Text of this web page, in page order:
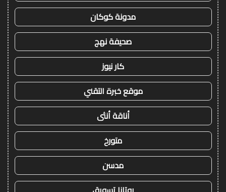
مدونة كوكان
صحيفة نهج
كار نيوز
موقع خبرة التقني
أناقة أنثى
متورخ
مدسن